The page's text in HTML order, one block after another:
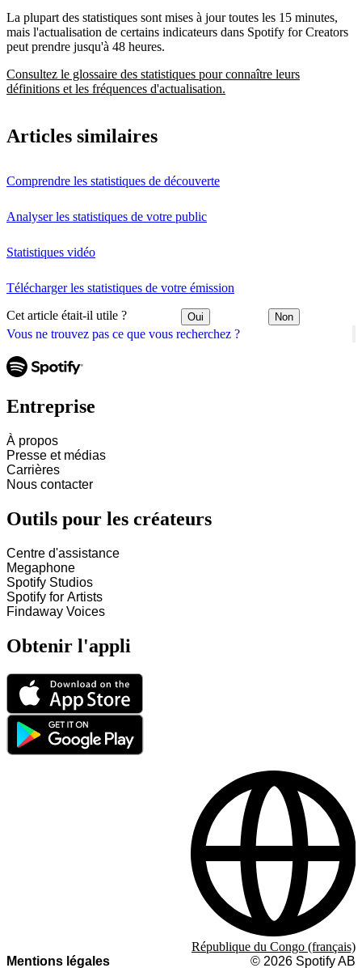
Vous ne trouvez pas ce que vous recherchez ?
La plupart des statistiques sont mises à jour toutes les 15 minutes,
mais l'actualisation de certains indicateurs dans Spotify for Creators
peut prendre jusqu'à 48 heures.
Consultez le glossaire des statistiques pour connaître leurs
définitions et les fréquences d'actualisation.
Articles similaires
Comprendre les statistiques de découverte
Analyser les statistiques de votre public
Statistiques vidéo
Télécharger les statistiques de votre émission
Cet article était-il utile ? Oui Non
Entreprise
À propos
Presse et médias
Carrières
Nous contacter
Outils pour les créateurs
Centre d'assistance
Megaphone
Spotify Studios
Spotify for Artists
Findaway Voices
Obtenir l'appli
Mentions légales © 2026 Spotify AB
République du Congo (français)